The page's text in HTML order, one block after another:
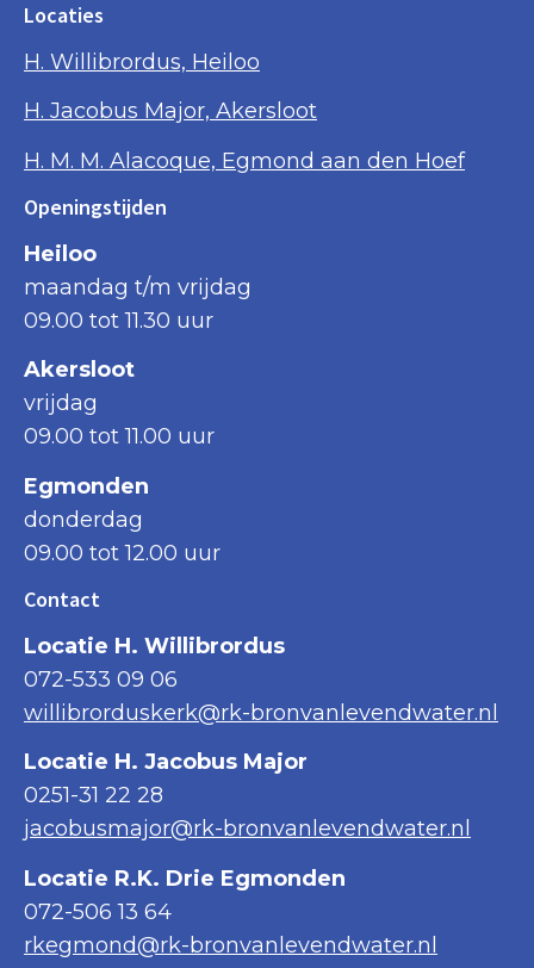
Locaties
H. Willibrordus, Heiloo
H. Jacobus Major, Akersloot
H. M. M. Alacoque, Egmond aan den Hoef
Openingstijden
Heiloo
maandag t/m vrijdag
09.00 tot 11.30 uur
Akersloot
vrijdag
09.00 tot 11.00 uur
Egmonden
donderdag
09.00 tot 12.00 uur
Contact
Locatie H. Willibrordus
072-533 09 06
willibrorduskerk@rk-bronvanlevendwater.nl
Locatie H. Jacobus Major
0251-31 22 28
jacobusmajor@rk-bronvanlevendwater.nl
Locatie R.K. Drie Egmonden
072-506 13 64
rkegmond@rk-bronvanlevendwater.nl